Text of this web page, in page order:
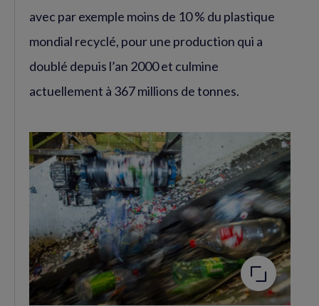
avec par exemple moins de 10 % du plastique
mondial recyclé, pour une production qui a
doublé depuis l’an 2000 et culmine
actuellement à 367 millions de tonnes.
Agrandir
l'image